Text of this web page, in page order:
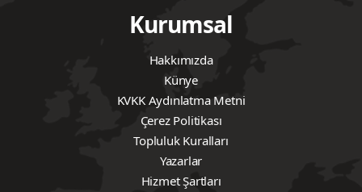
Kurumsal
Hakkımızda
Künye
KVKK Aydınlatma Metni
Çerez Politikası
Topluluk Kuralları
Yazarlar
Hizmet Şartları